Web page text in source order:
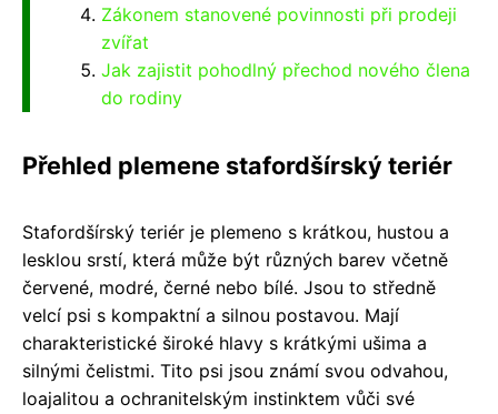
Zákonem stanovené povinnosti při prodeji
zvířat
Jak zajistit pohodlný přechod nového člena
do rodiny
Přehled plemene stafordšírský teriér
Stafordšírský teriér je plemeno s krátkou, hustou a
lesklou srstí, která může být různých barev včetně
červené, modré, černé nebo bílé. Jsou to středně
velcí psi s kompaktní a silnou postavou. Mají
charakteristické široké hlavy s krátkými ušima a
silnými čelistmi. Tito psi jsou známí svou odvahou,
loajalitou a ochranitelským instinktem vůči své